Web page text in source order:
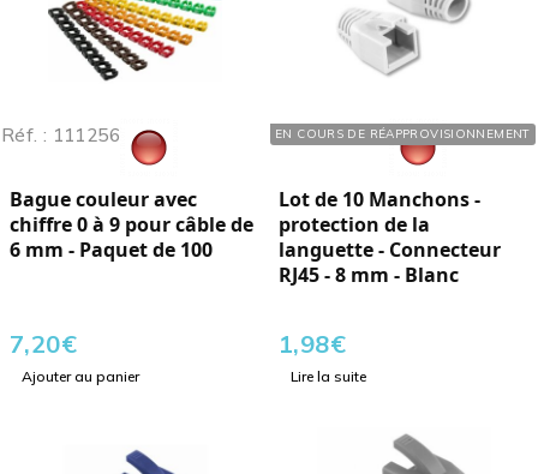
Réf. : 111256
Bague couleur avec
chiffre 0 à 9 pour câble de
6 mm - Paquet de 100
7,20€
Ajouter au panier
EN COURS DE RÉAPPROVISIONNEMENT
Réf. : 110404
Lot de 10 Manchons -
protection de la
languette - Connecteur
RJ45 - 8 mm - Blanc
1,98€
Lire la suite